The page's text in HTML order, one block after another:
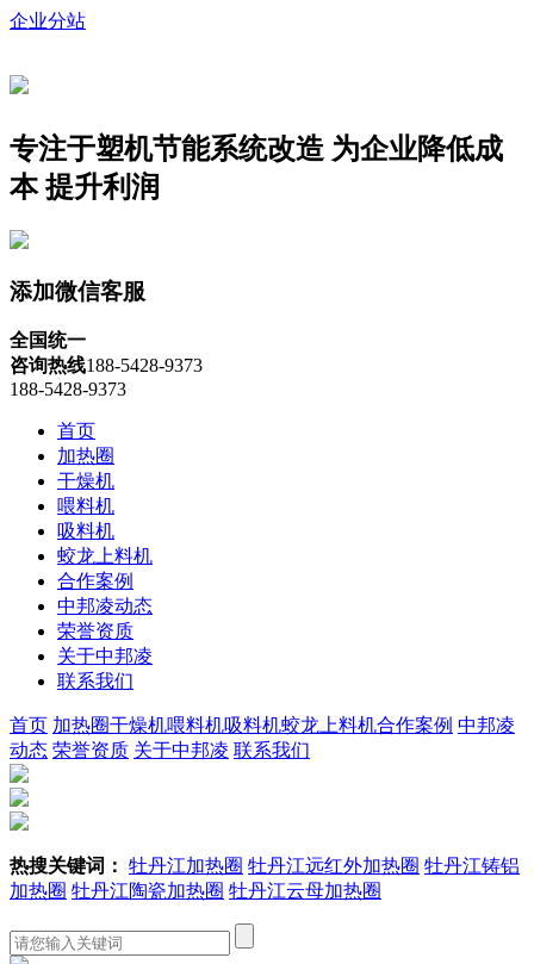
企业分站
专注于塑机节能系统改造 为企业降低成
本 提升利润
添加微信客服
全国统一
咨询热线188-5428-9373
188-5428-9373
首页
加热圈
干燥机
喂料机
吸料机
蛟龙上料机
合作案例
中邦凌动态
荣誉资质
关于中邦凌
联系我们
首页 加热圈干燥机喂料机吸料机蛟龙上料机合作案例 中邦凌
动态 荣誉资质 关于中邦凌 联系我们
热搜关键词： 牡丹江加热圈 牡丹江远红外加热圈 牡丹江铸铝
加热圈 牡丹江陶瓷加热圈 牡丹江云母加热圈